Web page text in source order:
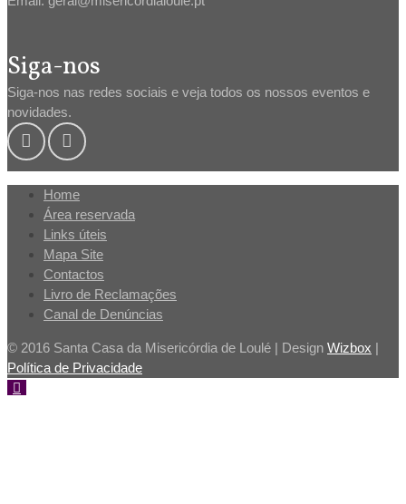
Siga-nos
Siga-nos nas redes sociais e veja todos os nossos eventos e
novidades.
Home
Área reservada
Links úteis
Mapa Site
Contactos
Livro de Reclamações
Canal de Denúncias
© 2016 Santa Casa da Misericórdia de Loulé | Design Wizbox |
Política de Privacidade